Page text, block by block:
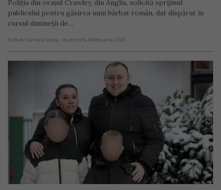
Poliția din orașul Crawley, din Anglia, solicită sprijinul
publicului pentru găsirea unui bărbat român, dat dispărut în
cursul dimineții de…
Scris de Daniela Stoica - duminică, 8 februarie 2026